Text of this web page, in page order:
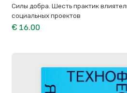
Силы добра. Шесть практик
социальных проектов
€ 16.00